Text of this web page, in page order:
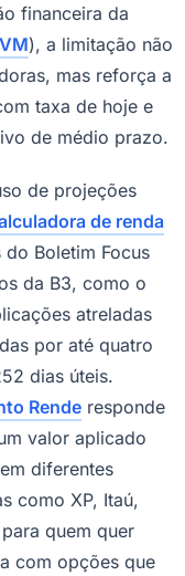
financeira da
), a limitação não
mas reforça a
taxa de hoje e
de médio prazo.
de projeções
de renda
Boletim Focus
da B3, como o
atreladas
por até quatro
dias úteis.
Rende responde
valor aplicado
diferentes
como XP, Itaú,
quem quer
com opções que